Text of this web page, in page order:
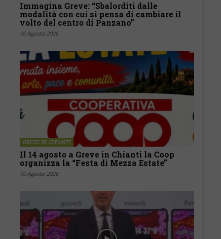
Immagina Greve: “Sbalorditi dalle
modalità con cui si pensa di cambiare il
volto del centro di Panzano”
10 Agosto 2026
GREVE IN CHIANTI
Il 14 agosto a Greve in Chianti la Coop
organizza la “Festa di Mezza Estate”
10 Agosto 2026